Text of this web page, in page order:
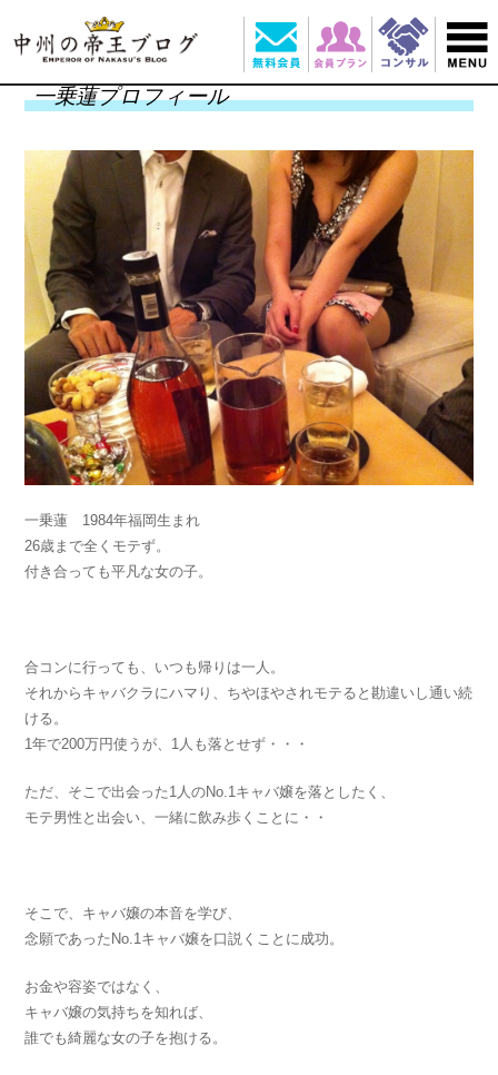
一乗蓮プロフィール
一乗蓮 1984年福岡生まれ
26歳まで全くモテず。
付き合っても平凡な女の子。
合コンに行っても、いつも帰りは一人。
それからキャバクラにハマり、ちやほやされモテると勘違いし通い続
ける。
1年で200万円使うが、1人も落とせず・・・
ただ、そこで出会った1人のNo.1キャバ嬢を落としたく、
モテ男性と出会い、一緒に飲み歩くことに・・
そこで、キャバ嬢の本音を学び、
念願であったNo.1キャバ嬢を口説くことに成功。
お金や容姿ではなく、
キャバ嬢の気持ちを知れば、
誰でも綺麗な女の子を抱ける。